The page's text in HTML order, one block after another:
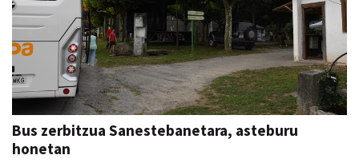
Bus zerbitzua Sanestebanetara, asteburu
honetan